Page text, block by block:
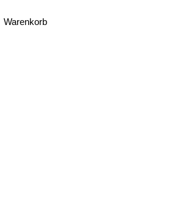
Warenkorb